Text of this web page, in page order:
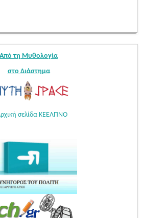
Από τη Μυθολογία
στο Διάστημα